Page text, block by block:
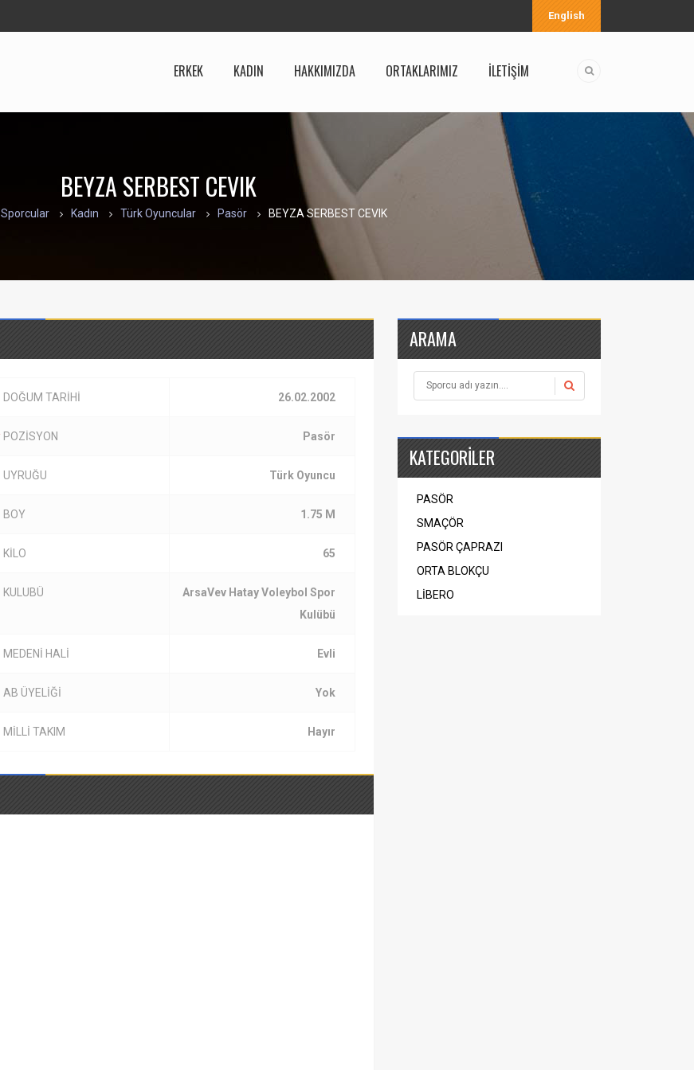
English
ERKEK KADIN HAKKIMIZDA ORTAKLARIMIZ İLETİŞİM
BEYZA SERBEST CEVIK
Sporcular Kadın Türk Oyuncular Pasör BEYZA SERBEST CEVIK
DOĞUM TARİHİ 26.02.2002
POZİSYON Pasör
UYRUĞU Türk Oyuncu
BOY 1.75 M
KİLO 65
KULUBÜ
ArsaVev Hatay Voleybol Spor
Kulübü
MEDENİ HALİ Evli
AB ÜYELİĞİ Yok
MİLLİ TAKIM Hayır
ARAMA
KATEGORİLER
PASÖR
SMAÇÖR
PASÖR ÇAPRAZI
ORTA BLOKÇU
LİBERO